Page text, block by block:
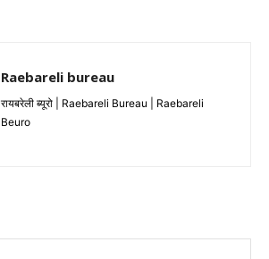
Raebareli bureau
रायबरेली ब्यूरो | Raebareli Bureau | Raebareli
Beuro